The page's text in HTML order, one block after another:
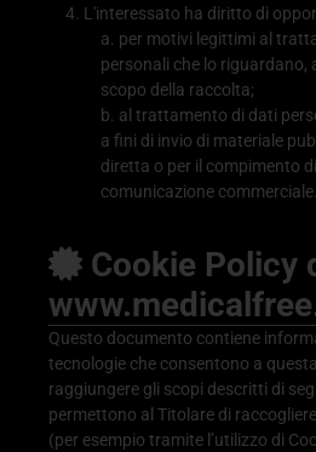
L'interessato ha diritto di
per motivi legittimi al
personali che lo riguardano,
scopo della raccolta;
al trattamento di dati
a fini di invio di materiale
diretta o per il compimento
comunicazione commerciale.
Cookie Policy
Questo documento contiene
tecnologie che consentono a
raggiungere gli scopi descritti di
permettono al Titolare di
(per esempio tramite l’utilizzo di